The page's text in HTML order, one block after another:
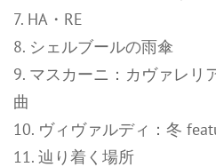
7. HA・RE
8. シェルブールの雨傘
9. マスカーニ：カヴァレリ
曲
10. ヴィヴァルディ：冬
11. 辿り着く場所